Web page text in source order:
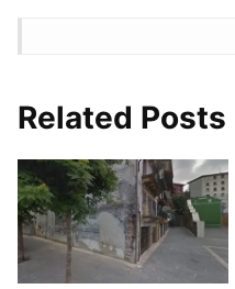
Related Posts